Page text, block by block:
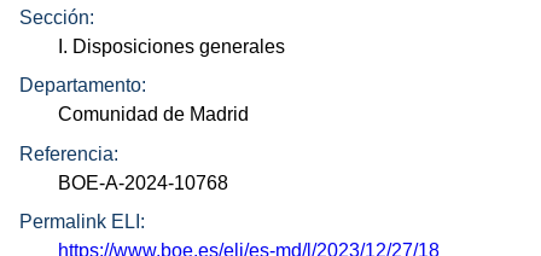
Sección:
I. Disposiciones generales
Departamento:
Comunidad de Madrid
Referencia:
BOE-A-2024-10768
Permalink ELI:
https://www.boe.es/eli/es-md/l/2023/12/27/18